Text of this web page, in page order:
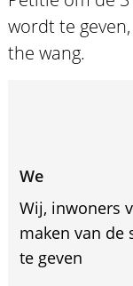
wordt te
the wang.
We
Wij, inwoners
maken van de
te geven